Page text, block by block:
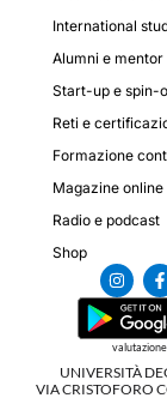
International
Alumni e mentor
Start-up e spin-
Reti e
Formazione
Magazine online
Radio e podcast
Shop
UNIVERSITÀ
VIA CRISTOFORO